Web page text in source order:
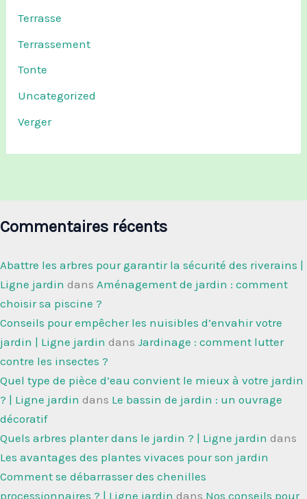
Terrasse
Terrassement
Tonte
Uncategorized
Verger
Commentaires récents
Abattre les arbres pour garantir la sécurité des riverains |
Ligne jardin dans Aménagement de jardin : comment
choisir sa piscine ?
Conseils pour empêcher les nuisibles d’envahir votre
jardin | Ligne jardin dans Jardinage : comment lutter
contre les insectes ?
Quel type de pièce d’eau convient le mieux à votre jardin
? | Ligne jardin dans Le bassin de jardin : un ouvrage
décoratif
Quels arbres planter dans le jardin ? | Ligne jardin dans
Les avantages des plantes vivaces pour son jardin
Comment se débarrasser des chenilles
processionnaires ? | Ligne jardin dans Nos conseils pour